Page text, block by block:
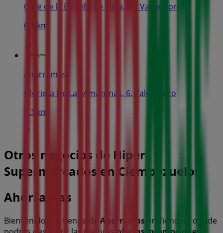
Calle de la Estrella de Elola, 30, Valdemoro
6.1 km
Ahorramas
Glorieta De Las Amazonas, 6, Valdemoro
6.3 km
Otros negocios de Hiper-
Supermercados en Ciempozuelos
Ahorramas
Bienvenido a la tienda de Ahorramas en Tiendeo, donde